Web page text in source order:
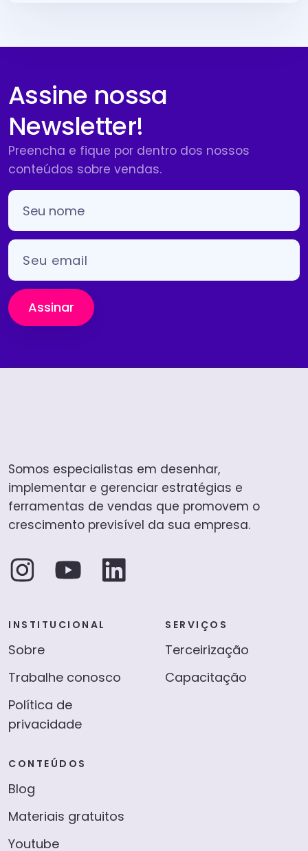
Assine nossa
Newsletter!
Preencha e fique por dentro dos nossos
conteúdos sobre vendas.
Assinar
Somos especialistas em desenhar,
implementar e gerenciar estratégias e
ferramentas de vendas que promovem o
crescimento previsível da sua empresa.
INSTITUCIONAL
Sobre
Trabalhe conosco
Política de
privacidade
SERVIÇOS
Terceirização
Capacitação
CONTEÚDOS
Blog
Materiais gratuitos
Youtube